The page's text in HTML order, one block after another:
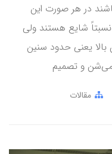
در هر صورت این
شایع هستند ولی
یعنی حدود سنین
و تصمیم
مقالات